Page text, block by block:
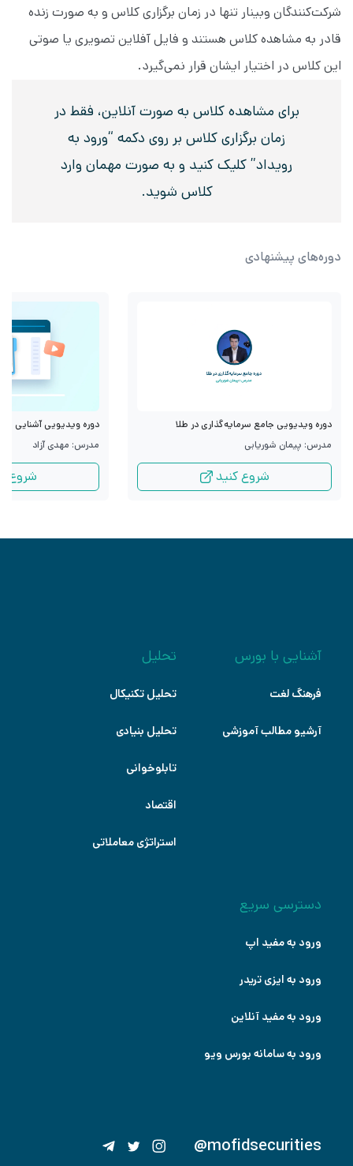
شرکت‌کنندگان وبینار تنها در زمان برگزاری کلاس و به صورت زنده
قادر به مشاهده کلاس هستند و فایل آفلاین تصویری یا صوتی
این کلاس در اختیار ایشان قرار نمی‌گیرد.
برای مشاهده کلاس به صورت آنلاین، فقط در
زمان برگزاری کلاس بر روی دکمه “ورود به
رویداد” کلیک کنید و به صورت مهمان وارد
کلاس شوید.
دوره‌های پیشنهادی
دوره ویدیویی جامع سرمایه‌گذاری در طلا
مدرس: پیمان شوریابی
شروع کنید
دوره ویدیویی آشنایی با
مدرس: مهدی آزاد
شروع
@mofidsecurities
آشنایی با بورس
فرهنگ لغت
آرشیو مطالب آموزشی
تحلیل
تحلیل تکنیکال
تحلیل بنیادی
تابلوخوانی
اقتصاد
استراتژی معاملاتی
دسترسی سریع
ورود به مفید اپ
ورود به ایزی تریدر
ورود به مفید آنلاین
ورود به سامانه بورس ویو